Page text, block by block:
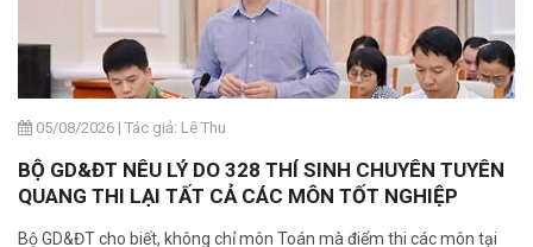
05/08/2026 | Tác giả: Lê Thu
BỘ GD&ĐT NÊU LÝ DO 328 THÍ SINH CHUYÊN TUYÊN
QUANG THI LẠI TẤT CẢ CÁC MÔN TỐT NGHIỆP
Bộ GD&ĐT cho biết, không chỉ môn Toán mà điểm thi các môn tại